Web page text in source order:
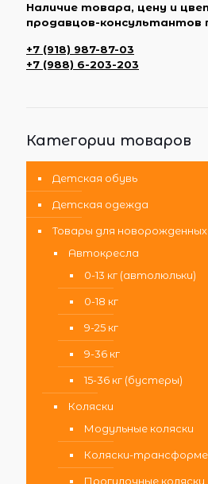
Наличие товара, цену и
продавцов-консультантов
+7 (918) 987-87-03
+7 (988) 6-203-203
Категории товаров
Детская обувь
Детская одежда
Товары для новорожденных
Автокресла
0-13 кг (автолюльки)
0-18 кг
9-25 кг
9-36 кг
15-36 кг (бустеры)
Коляски
Модульные коляски
Коляски-
Прогулочные коляски